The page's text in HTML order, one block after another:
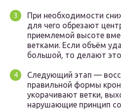
При необходимости
для чего обрезают
приемлемой высоте
ветками. Если объём
большой, то делают
Следующий этап —
правильной формы
укорачивают ветки,
нарушающие принцип